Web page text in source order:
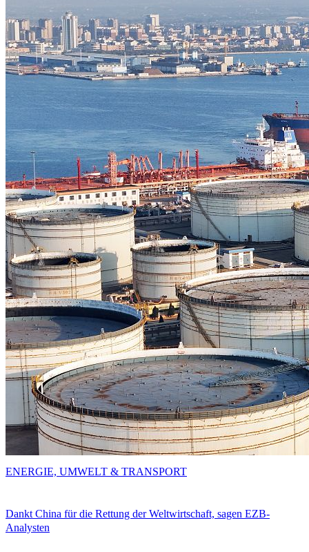
Dankt China für die Rettung der Weltwirtschaft, sagen EZB-
Analysten
ENERGIE, UMWELT & TRANSPORT